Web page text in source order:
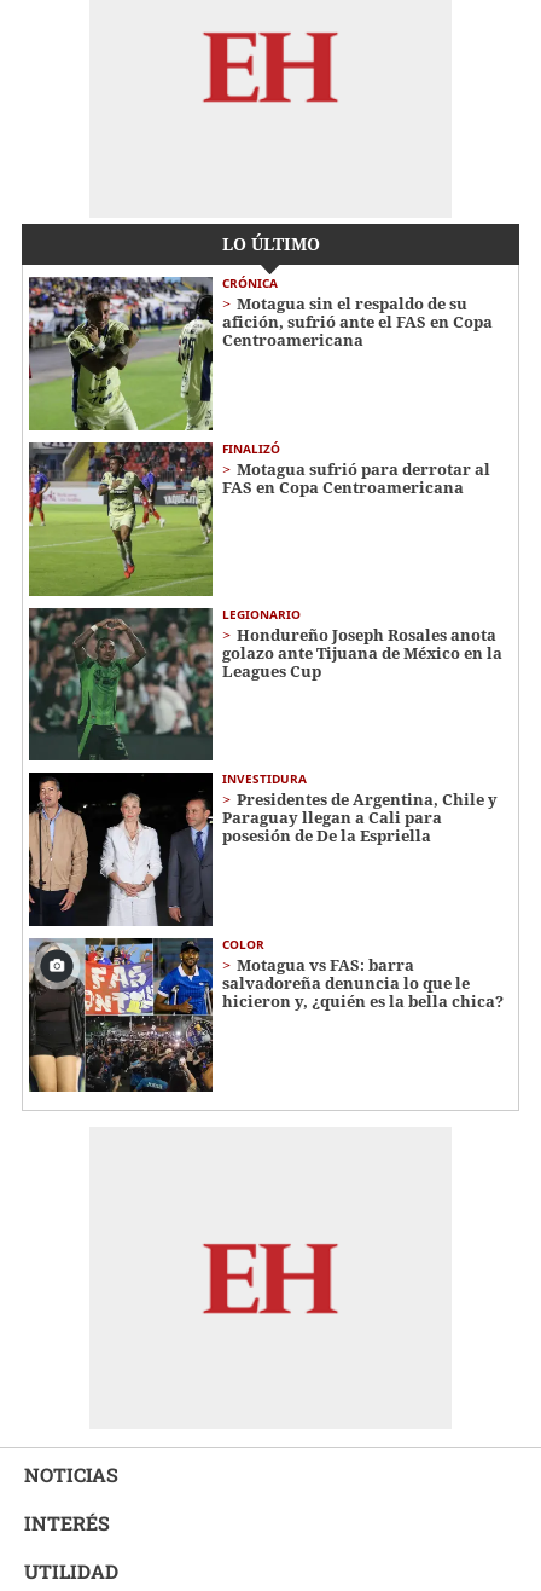
LO ÚLTIMO
CRÓNICA
Motagua sin el respaldo de su
afición, sufrió ante el FAS en Copa
Centroamericana
FINALIZÓ
Motagua sufrió para derrotar al
FAS en Copa Centroamericana
LEGIONARIO
Hondureño Joseph Rosales anota
golazo ante Tijuana de México en la
Leagues Cup
INVESTIDURA
Presidentes de Argentina, Chile y
Paraguay llegan a Cali para
posesión de De la Espriella
COLOR
Motagua vs FAS: barra
salvadoreña denuncia lo que le
hicieron y, ¿quién es la bella chica?
NOTICIAS
INTERÉS
UTILIDAD